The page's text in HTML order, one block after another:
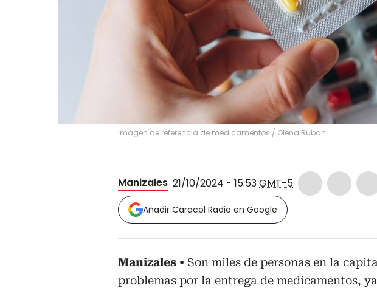
Imagen de referencia de medicamentos / Olena Ruban
Manizales 21/10/2024 - 15:53GMT-5
Añadir Caracol Radio en Google
Manizales
Son miles de personas en la
problemas por la entrega de medicamentos,